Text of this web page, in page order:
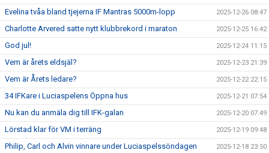
Evelina tvåa bland tjejerna IF Mantras 5000m-lopp 2025-12-26 08:47
Charlotte Arvered satte nytt klubbrekord i maraton 2025-12-25 16:42
God jul! 2025-12-24 11:15
Vem är årets eldsjäl? 2025-12-23 21:39
Vem är Årets ledare? 2025-12-22 22:15
34 IFKare i Luciaspelens Öppna hus 2025-12-21 07:54
Nu kan du anmäla dig till IFK-galan 2025-12-20 07:49
Lörstad klar för VM i terräng 2025-12-19 09:48
Philip, Carl och Alvin vinnare under Luciaspelssöndagen 2025-12-18 23:50